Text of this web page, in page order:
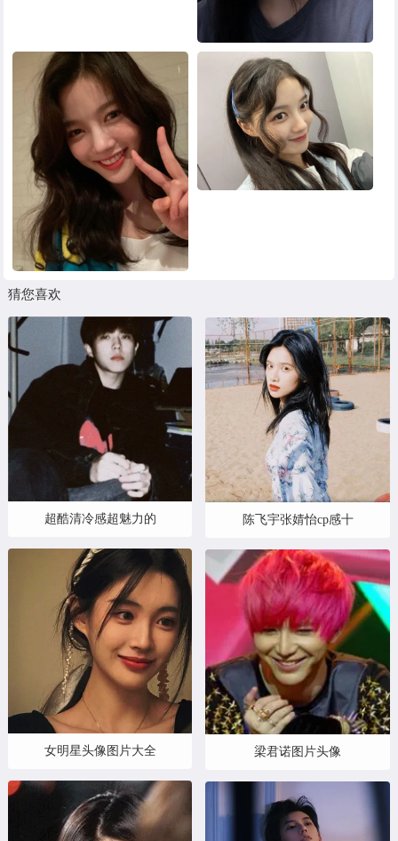
猜您喜欢
超酷清冷感超魅力的
女明星头像图片大全
陈飞宇张婧怡cp感十
梁君诺图片头像